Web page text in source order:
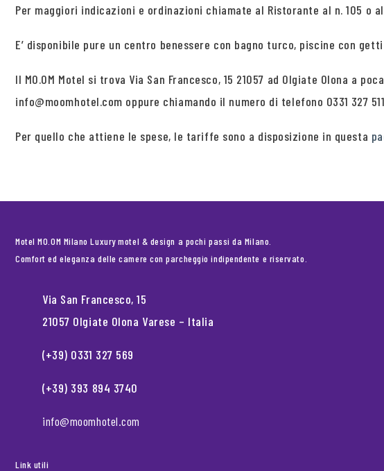
Per maggiori indicazioni e ordinazioni chiamate al Ristorante al n. 105 o
E’ disponibile pure un centro benessere con bagno turco, piscine con
Il MO.OM Motel si trova Via San Francesco, 15 21057 ad Olgiate Olona
info@moomhotel.com oppure chiamando il numero di telefono 0331 327
Per quello che attiene le spese, le tariffe sono a disposizione in questa
Motel MO.OM Milano Luxury motel & design a pochi passi da Milano.
Comfort ed eleganza delle camere con parcheggio indipendente e riservato.
Via San Francesco, 15
21057 Olgiate Olona Varese – Italia
(+39) 0331 327 569
(+39) 393 894 3740
info@moomhotel.com
Link utili